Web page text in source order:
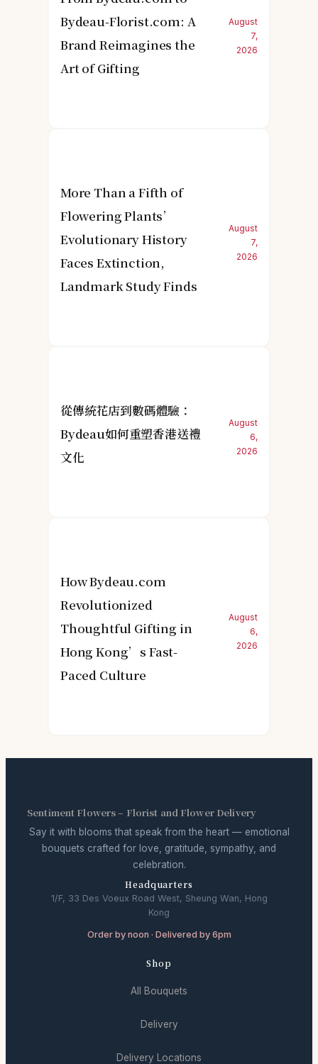
Bydeau-Florist.com: A
Brand Reimagines the
Art of Gifting
August
7,
2026
More Than a Fifth of
Flowering Plants’
Evolutionary History
Faces Extinction,
Landmark Study Finds
August
7,
2026
從傳統花店到數碼體驗：
Bydeau如何重塑香港送禮
文化
August
6,
2026
How Bydeau.com
Revolutionized
Thoughtful Gifting in
Hong Kong’s Fast-
Paced Culture
August
6,
2026
Sentiment Flowers – Florist and Flower Delivery
Say it with blooms that speak from the heart — emotional
bouquets crafted for love, gratitude, sympathy, and
celebration.
Headquarters
1/F, 33 Des Voeux Road West, Sheung Wan, Hong
Kong
Order by noon · Delivered by 6pm
Shop
All Bouquets
Delivery
Delivery Locations